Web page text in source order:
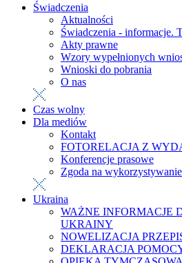
Świadczenia
Aktualności
Świadczenia - informacje.
Akty prawne
Wzory wypełnionych
Wnioski do pobrania
O nas
Czas wolny
Dla mediów
Kontakt
FOTORELACJA Z
Konferencje prasowe
Zgoda na
Ukraina
WAŻNE INFORMACJE
UKRAINY
NOWELIZACJA
DEKLARACJA